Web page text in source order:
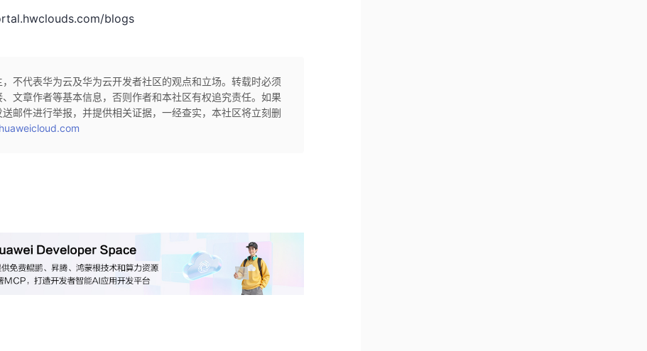
blogs
不代表华为云及华为云开发者社区的观点和立场。转载时必须
文章作者等基本信息，否则作者和本社区有权追究责任。如果
邮件进行举报，并提供相关证据，一经查实，本社区将立刻删